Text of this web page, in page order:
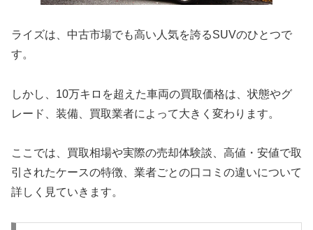
ライズは、中古市場でも高い人気を誇るSUVのひとつで
す。
しかし、10万キロを超えた車両の買取価格は、状態やグ
レード、装備、買取業者によって大きく変わります。
ここでは、買取相場や実際の売却体験談、高値・安値で取
引されたケースの特徴、業者ごとの口コミの違いについて
詳しく見ていきます。